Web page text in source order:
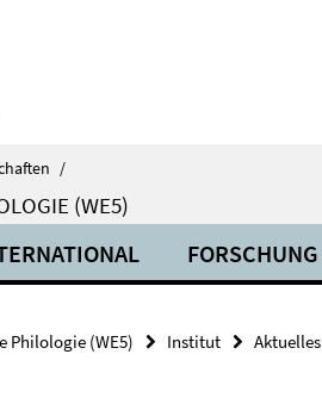
/
(WE5)
FORSCHUNG
Philologie (WE5) Institut Aktuelles